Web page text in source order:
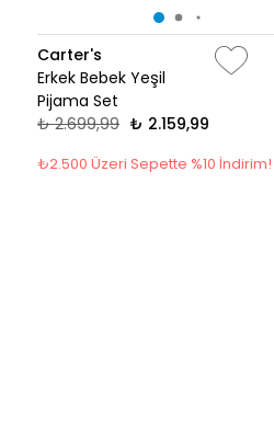
Carter's
Erkek Bebek Yeşil
Pijama Set
₺ 2.699,99 ₺ 2.159,99
₺2.500 Üzeri Sepette %10 İndirim!